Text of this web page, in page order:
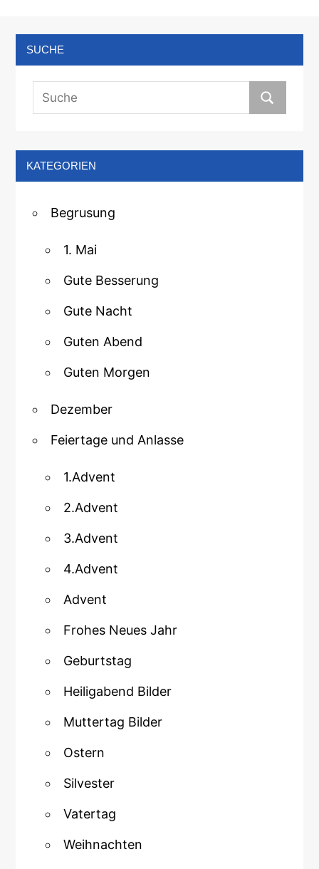
SUCHE
KATEGORIEN
Begrusung
1. Mai
Gute Besserung
Gute Nacht
Guten Abend
Guten Morgen
Dezember
Feiertage und Anlasse
1.Advent
2.Advent
3.Advent
4.Advent
Advent
Frohes Neues Jahr
Geburtstag
Heiligabend Bilder
Muttertag Bilder
Ostern
Silvester
Vatertag
Weihnachten